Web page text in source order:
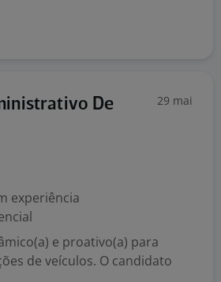
SP
De
29 mai
experiência
e proativo(a) para
de veículos. O candidato